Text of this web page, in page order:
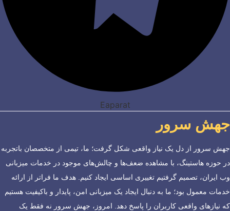
Eaparat
جهش سرور
جهش سرور از دل یک نیاز واقعی شکل گرفت؛ ما، تیمی از متخصصان باتجربه
در حوزه هاستینگ، با مشاهده ضعف‌ها و چالش‌های موجود در خدمات میزبانی
وب ایران، تصمیم گرفتیم تغییری اساسی ایجاد کنیم. هدف ما فراتر از ارائه
خدمات معمول بود؛ ما به دنبال ایجاد یک میزبانی امن، پایدار و باکیفیت هستیم
که نیازهای واقعی کاربران را پاسخ دهد. امروز، جهش سرور نه فقط یک